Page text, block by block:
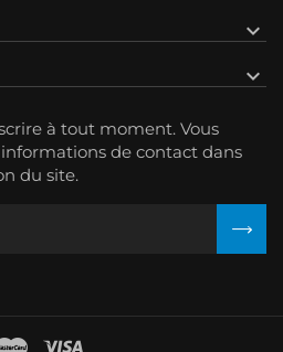


à tout moment. Vous
de contact dans
du site.